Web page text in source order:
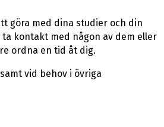
göra med dina studier och din
kontakt med någon av dem eller
ordna en tid åt dig.
vid behov i övriga